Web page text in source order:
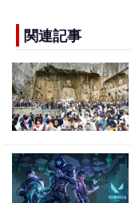
e
b
o
o
k
関連記事